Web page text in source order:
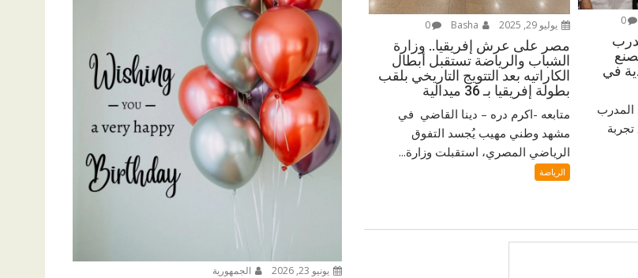
0
في
‎ مُتابعة / دكتور علي إسماعيل ‎المدرب
يوليو 29, 2025 0
مصر على عرش إفريقيا.. وزارة
الشباب والرياضة تستقبل أبطال
الكاراتيه بعد التتويج التاريخي بلقب
بطولة إفريقيا بـ 36 ميدالية
متابعه -اكرم دره – دينا القاضي في
مشهد وطني مهيب يُجسد التفوق
الرياضي المصري، استقبلت وزارة...
الرياضة
يونيو 23, 2026 الجمهورية